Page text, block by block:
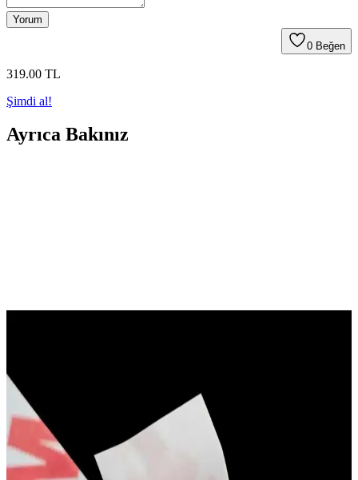
Yorum
0 Beğen
319.00 TL
Şimdi al!
Ayrıca Bakınız
Modern Tasarımlarla Şıklık
kullanılabilir. Kişiye özel tasarımlarla özgünlük yakalayın.
Boncuk İşlemeli Duvak: Geleneksel Zarafetin
Modern Tasarımlarla Buluşması
Boncuk işlemeli duvaklar, geleneksel motifleri modern tasarımlarla
buluşturarak düğünlere özgün ve anlamlı bir şıklık katıyor. El işçiliği